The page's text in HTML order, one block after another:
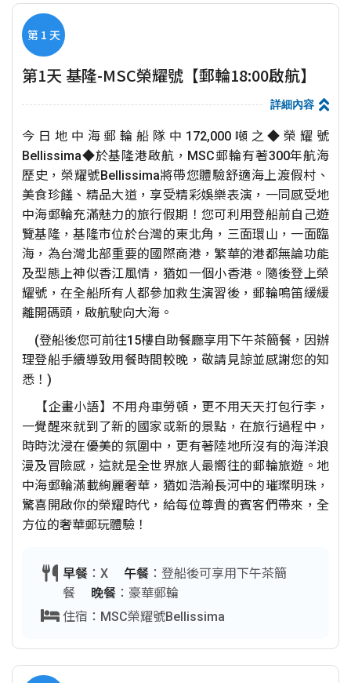
第 1 天
第1天 基隆-MSC榮耀號【郵輪18:00啟航】
詳細內容
今日地中海郵輪船隊中172,000噸之◆榮耀號
Bellissima◆於基隆港啟航，MSC郵輪有著300年航海
歷史，榮耀號Bellissima將帶您體驗舒適海上渡假村、
美食珍饈、精品大道，享受精彩娛樂表演，一同感受地
中海郵輪充滿魅力的旅行假期！您可利用登船前自己遊
覽基隆，基隆市位於台灣的東北角，三面環山，一面臨
海，為台灣北部重要的國際商港，繁華的港都無論功能
及型態上神似香江風情，猶如一個小香港。隨後登上榮
耀號，在全船所有人都參加救生演習後，郵輪鳴笛緩緩
離開碼頭，啟航駛向大海。
(登船後您可前往15樓自助餐廳享用下午茶簡餐，因辦
理登船手續導致用餐時間較晚，敬請見諒並感謝您的知
悉！)
【企畫小語】不用舟車勞頓，更不用天天打包行李，
一覺醒來就到了新的國家或新的景點，在旅行過程中，
時時沈浸在優美的氛圍中，更有著陸地所沒有的海洋浪
漫及冒險感，這就是全世界旅人最嚮往的郵輪旅遊。地
中海郵輪滿載絢麗奢華，猶如浩瀚長河中的璀璨明珠，
驚喜開啟你的榮耀時代，給每位尊貴的賓客們帶來，全
方位的奢華郵玩體驗！
早餐：X 午餐：登船後可享用下午茶簡
餐 晚餐：豪華郵輪
住宿：MSC榮耀號Bellissima